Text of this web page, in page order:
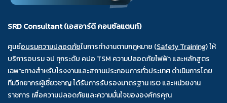
SRD Consultant (เอสอาร์ดี คอนซัลแตนท์)
ศูนย์อบรมความปลอดภัยในการทำงานตามกฎหมาย (Safety Training) ให้
บริการอบรม จป ทุกระดับ คปอ TSM ความปลอดภัยไฟฟ้า และหลักสูตร
เฉพาะทางสำหรับโรงงานและสถานประกอบการทั่วประเทศ ดำเนินการโดย
ทีมวิทยากรผู้เชี่ยวชาญ ได้รับการรับรองมาตรฐาน ISO และหน่วยงาน
ราชการ เพื่อความปลอดภัยและความมั่นใจขององค์กรคุณ